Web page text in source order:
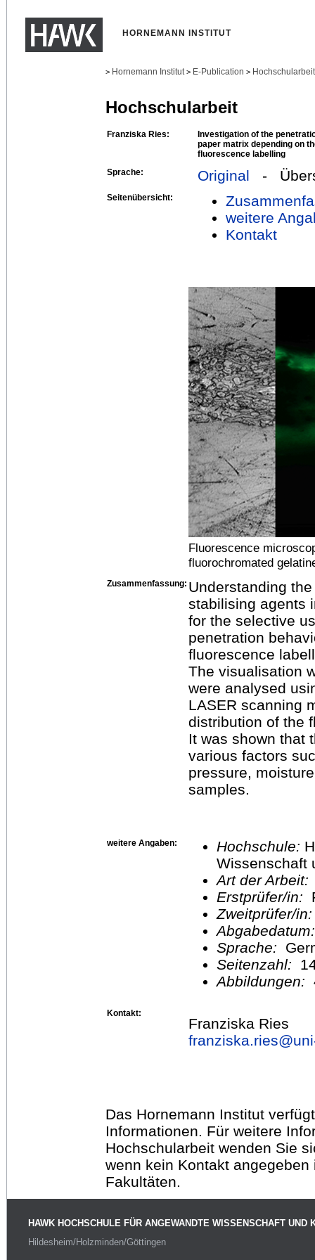
HORNEMANN INSTITUT
> Hornemann Institut > E-Publication >
Hochschularbeit
Franziska Ries:
Investigation of the
paper matrix depending on
fluorescence labelling
Sprache:
Original -
Seitenübersicht:
weitere
Kontakt
Fluorescence
fluorochromated
Zusammenfassung: Understanding
stabilising agents
for the selective
penetration
fluorescence
The visualisation
were analysed
LASER scanning
distribution of the
It was shown that
various factors
pressure,
samples.
weitere Angaben: Hochschule:
Wissenschaft
Art der Arbeit:
Erstprüfer/in:
Zweitprüfer/
Sprache:
Seitenzahl:
Abbildungen:
Kontakt:
Franziska Ries
franziska.ries@
Das Hornemann Institut
Informationen. Für weitere
Hochschularbeit wenden Sie
wenn kein Kontakt
Fakultäten.
HAWK HOCHSCHULE FÜR ANGEWANDTE WISSENSCHAFT UND
Hildesheim/Holzminden/Göttingen